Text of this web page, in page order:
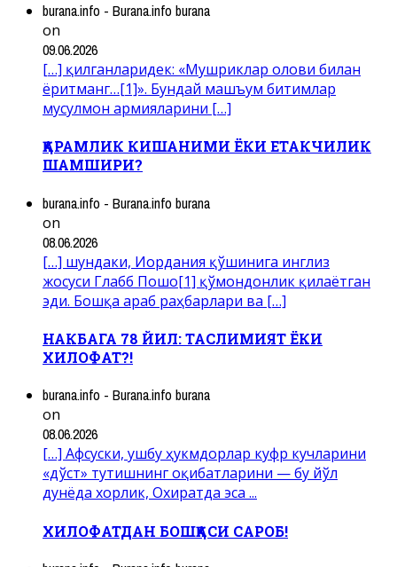
burana.info - Burana.info burana
on
09.06.2026
[…] қилганларидек: «Мушриклар олови билан
ёритманг…[1]». Бундай машъум битимлар
мусулмон армияларини […]
ҚАРАМЛИК КИШАНИМИ ЁКИ ЕТАКЧИЛИК
ШАМШИРИ?
burana.info - Burana.info burana
on
08.06.2026
[…] шундаки, Иордания қўшинига инглиз
жосуси Глабб Пошо[1] қўмондонлик қилаётган
эди. Бошқа араб раҳбарлари ва […]
НАКБАГА 78 ЙИЛ: ТАСЛИМИЯТ ЁКИ
ХИЛОФАТ?!
burana.info - Burana.info burana
on
08.06.2026
[…] Афсуски, ушбу ҳукмдорлар куфр кучларини
«дўст» тутишнинг оқибатларини — бу йўл
дунёда хорлик, Охиратда эса ...
ХИЛОФАТДАН БОШҚАСИ САРОБ!